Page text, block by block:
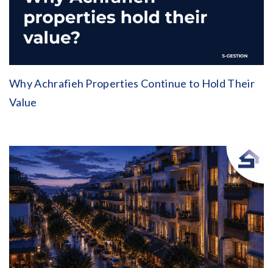
Why Achrafieh Properties Continue to Hold Their
Value